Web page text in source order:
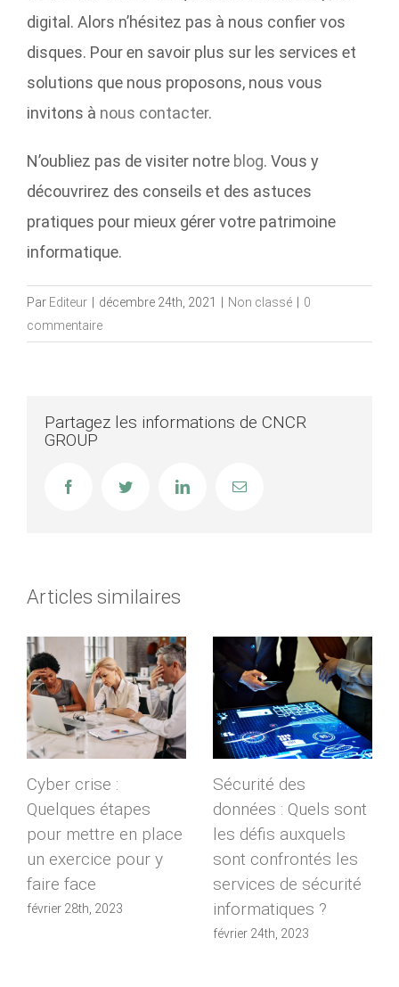
digital. Alors n’hésitez pas à nous confier vos
disques. Pour en savoir plus sur les services et
solutions que nous proposons, nous vous
invitons à nous contacter.
N’oubliez pas de visiter notre blog. Vous y
découvrirez des conseils et des astuces
pratiques pour mieux gérer votre patrimoine
informatique.
Par Editeur décembre 24th, 2021 Non classé
0
commentaire
Partagez les informations de CNCR
GROUP
FacebookTwitter LinkedIn Email
Articles similaires
Cyber crise :
Quelques étapes
pour mettre en place
un exercice pour y
faire face
février 28th, 2023
Sécurité des
données : Quels sont
les défis auxquels
sont confrontés les
services de sécurité
informatiques ?
février 24th, 2023